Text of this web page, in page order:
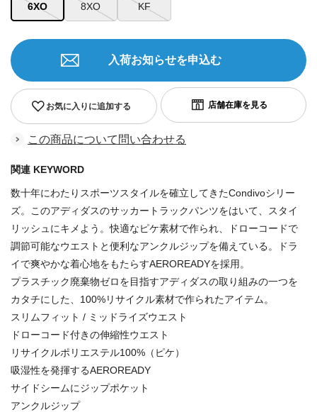
6XO 8XO KF
お気に入りに追加する
入荷お知らせを申込む
この商品について問い合わせる
関連 KEYWORD
数十年にわたりスポーツスタイルを確立してきたCondivoシリー
ズ。このアディダスのサッカートラックパンツをはいて、スタイ
リッシュにキメよう。快適なピケ素材で作られ、ドローコードで
調節可能なウエストと便利なアンクルジップを備えている。ドラ
イで爽やかな着心地をもたらすAEROREADYを採用。
プラスチック廃棄物ゼロを目指すアディダスの取り組みの一つを
カタチにした、100%リサイクル素材で作られたアイテム。
スリムフィット / ミッドライズウエスト
ドローコード付きの伸縮性ウエスト
リサイクルポリエステル100%（ピケ）
吸湿性を発揮するAEROREADY
サイドシームにジップポケット
アンクルジップ